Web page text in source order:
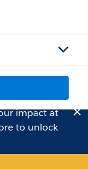
impact at
to unlock